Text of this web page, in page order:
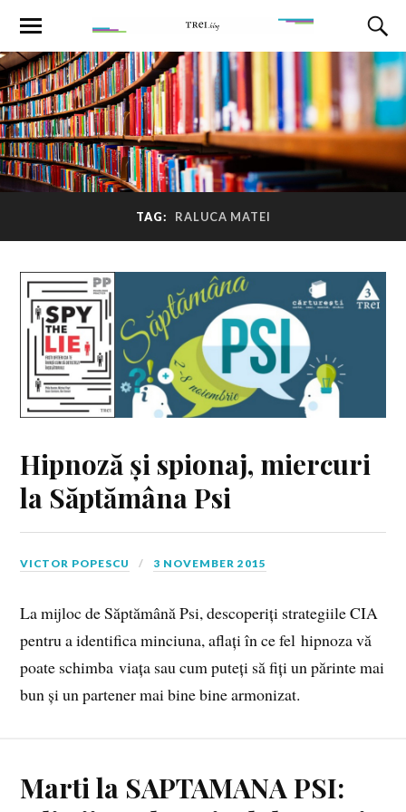
TAG: RALUCA MATEI
Hipnoză și spionaj, miercuri
la Săptămâna Psi
VICTOR POPESCU 3 NOVEMBER 2015
La mijloc de Săptămână Psi, descoperiți strategiile CIA
pentru a identifica minciuna, aflați în ce fel hipnoza vă
poate schimba viața sau cum puteți să fiți un părinte mai
bun și un partener mai bine bine armonizat.
Marti la SAPTAMANA PSI: